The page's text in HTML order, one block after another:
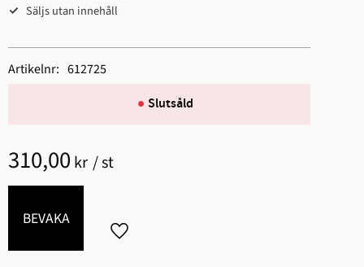
Säljs utan innehåll
310,00 kr /st
Lägg till i favoriter
BEVAKA
Slutsåld
Artikelnr 612725